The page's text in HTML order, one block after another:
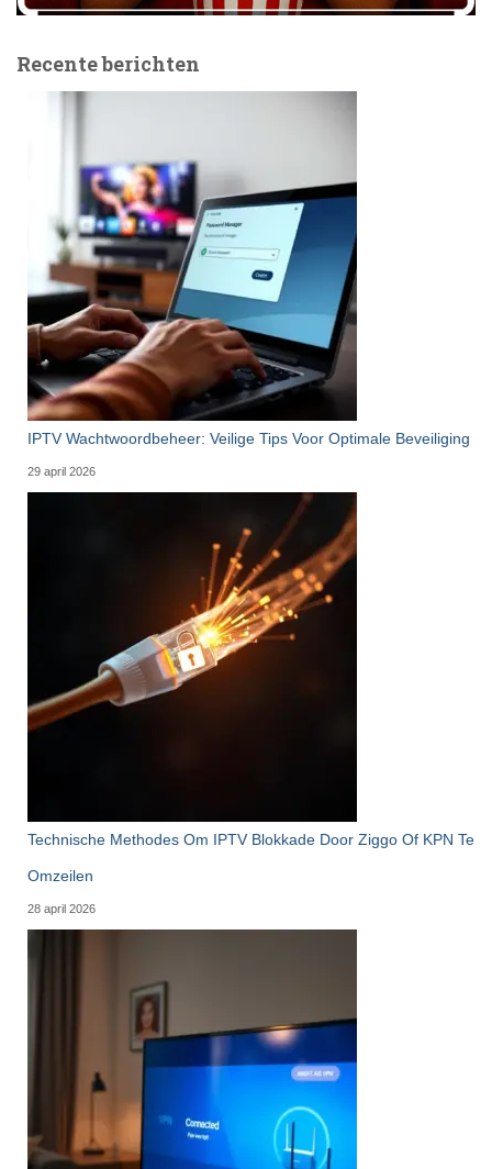
Recente berichten
IPTV Wachtwoordbeheer: Veilige Tips Voor Optimale Beveiliging
29 april 2026
Technische Methodes Om IPTV Blokkade Door Ziggo Of KPN Te
Omzeilen
28 april 2026